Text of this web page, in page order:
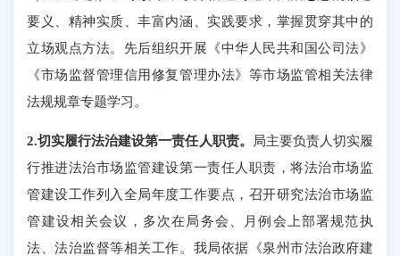
要义、精神实质、丰富内涵、实践要求，掌握贯穿其中的
立场观点方法。先后组织开展《中华人民共和国公司法》
《市场监督管理信用修复管理办法》等市场监管相关法律
法规规章专题学习。
2.切实履行法治建设第一责任人职责。
局主要负责人切实履
行推进法治市场监管建设第一责任人职责，将法治市场监
管建设工作列入全局年度工作要点，召开研究法治市场监
管建设相关会议，多次在局务会、月例会上部署规范执
法、法治监督等相关工作。 我局依据《泉州市法治政府建